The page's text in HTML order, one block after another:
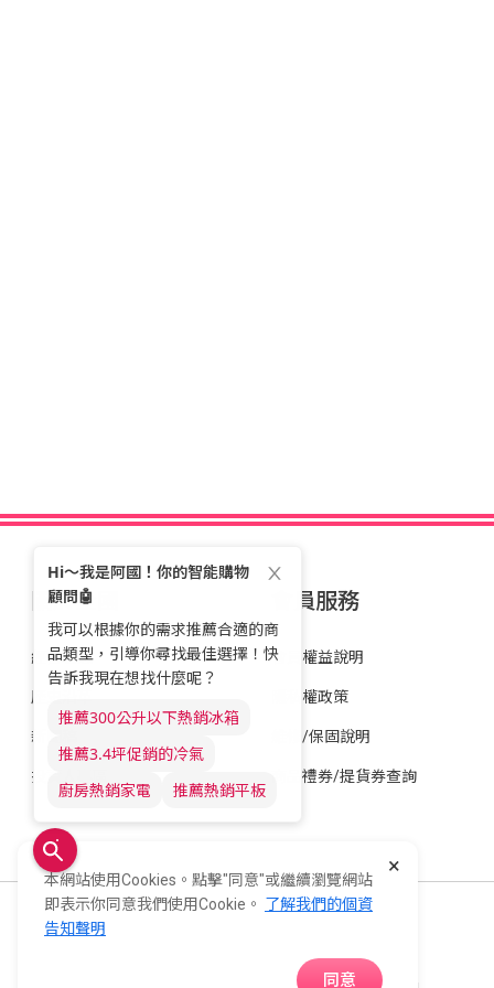
關於全國
經營理念
歷史沿革
新聞稿
投資人專區
會員服務
會員權益說明
隱私權政策
維修/保固說明
商品禮券/提貨券查詢
全國電子股份有限公司 統一編號：22006252
248新北市五股區五工六路55號 02-2298-9922
×
本網站使用Cookies。點擊"同意"或繼續瀏覽網站
即表示你同意我們使用Cookie。 了解我們的個資
告知聲明
同意